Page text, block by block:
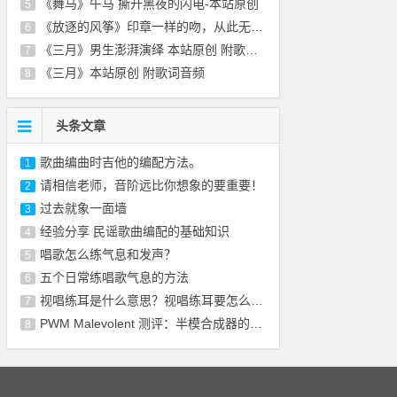
5 《舞马》午马 撕开黑夜的闪电-本站原创
6 《放逐的风筝》印章一样的吻，从此无悲无恨-
7 《三月》男生澎湃演绎 本站原创 附歌词音频
8 《三月》本站原创 附歌词音频
头条文章
1 歌曲编曲时吉他的编配方法。
2 请相信老师，音阶远比你想象的要重要！
3 过去就象一面墙
4 经验分享 民谣歌曲编配的基础知识
5 唱歌怎么练气息和发声？
6 五个日常练唱歌气息的方法
7 视唱练耳是什么意思？视唱练耳要怎么训练？
8 PWM Malevolent 测评：半模合成器的喜悦不是